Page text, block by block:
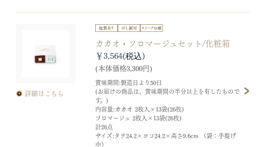
詳細はこちら
カカオ・フロマージュセット/化粧箱
賞味期間:製造日より50日
(お届けの商品は、賞味期間の半分以上を有したもので
す。)
内容量:カカオ 2枚入×13袋(26枚)
フロマージュ 2枚入×13袋(26枚)
計26点
サイズ:タテ24.2×ヨコ24.2×高さ9.6cm （袋：手提げ
中）
￥3,564
(本体価格3,300円)